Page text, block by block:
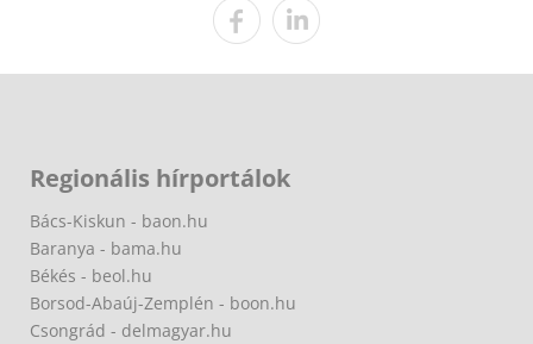
Regionális hírportálok
Bács-Kiskun - baon.hu
Baranya - bama.hu
Békés - beol.hu
Borsod-Abaúj-Zemplén - boon.hu
Csongrád - delmagyar.hu